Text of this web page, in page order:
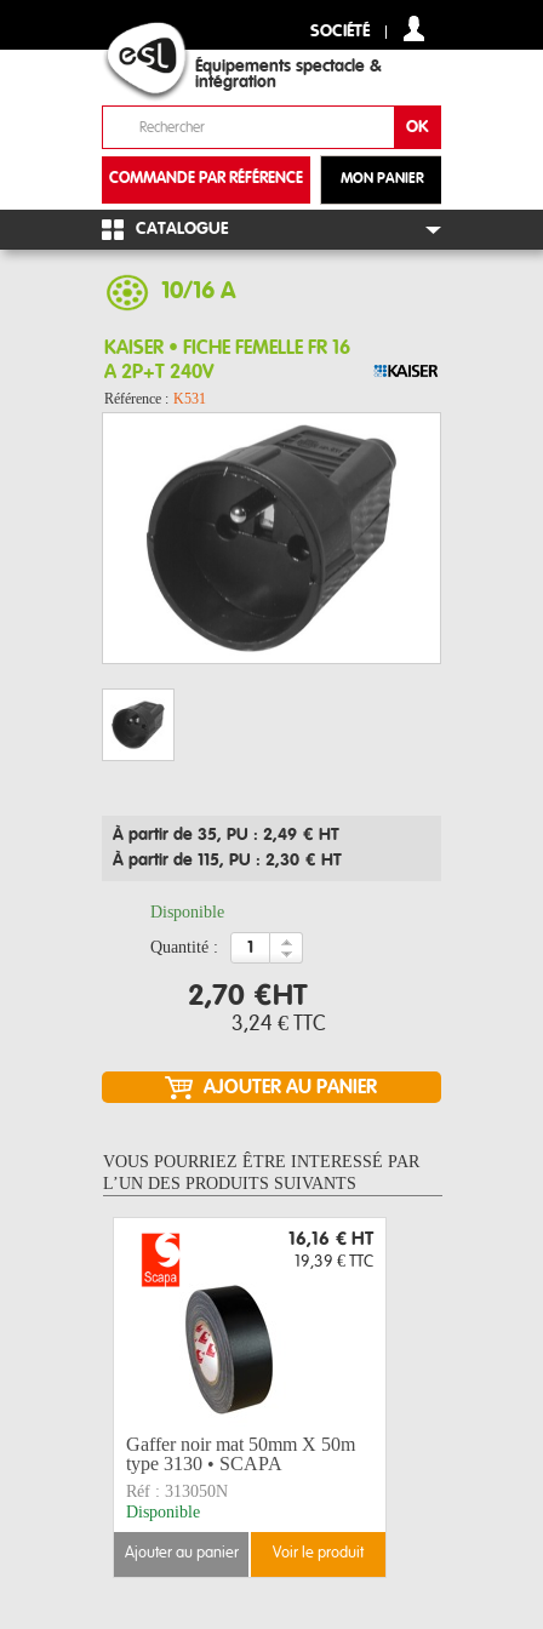
SOCIÉTÉ
Équipements spectacle &
intégration
MON PANIER
COMMANDE PAR RÉFÉRENCE
+
CATALOGUE
10/16 A
KAISER • FICHE FEMELLE FR 16
A 2P+T 240V
Référence : K531
À partir de 35, PU : 2,49 € HT
À partir de 115, PU : 2,30 € HT
Disponible
quantité :
2,70 €HT
3,24 € TTC
VOUS POURRIEZ ÊTRE INTERESSÉ PAR
L’UN DES PRODUITS SUIVANTS
16,16 € HT
19,39 € TTC
Gaffer noir mat 50mm X 50m
type 3130 • SCAPA
Réf : 313050N
Disponible
ajouter au panier voir le produit